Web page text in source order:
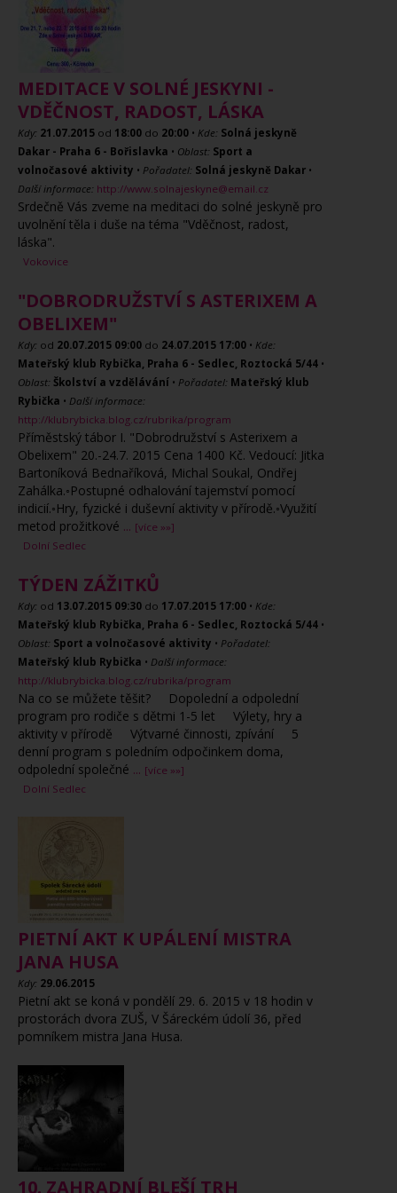
MEDITACE V SOLNÉ JESKYNI -
VDĚČNOST, RADOST, LÁSKA
Kdy: 21.07.2015 od 18:00 do 20:00 • Kde: Solná jeskyně
Dakar - Praha 6 - Bořislavka • Oblast: Sport a
volnočasové aktivity • Pořadatel: Solná jeskyně Dakar •
Další informace: http://www.solnajeskyne@email.cz
Srdečně Vás zveme na meditaci do solné jeskyně pro
uvolnění těla i duše na téma "Vděčnost, radost,
láska".
Vokovice
"DOBRODRUŽSTVÍ S ASTERIXEM A
OBELIXEM"
Kdy: od 20.07.2015 09:00 do 24.07.2015 17:00 • Kde:
Mateřský klub Rybička, Praha 6 - Sedlec, Roztocká 5/44 •
Oblast: Školství a vzdělávání • Pořadatel: Mateřský klub
Rybička • Další informace:
http://klubrybicka.blog.cz/rubrika/program
Příměstský tábor I. "Dobrodružství s Asterixem a
Obelixem" 20.-24.7. 2015 Cena 1400 Kč. Vedoucí: Jitka
Bartoníková Bednaříková, Michal Soukal, Ondřej
Zahálka.◦Postupné odhalování tajemství pomocí
indicií.◦Hry, fyzické i duševní aktivity v přírodě.◦Využití
metod prožitkové ... [více »»]
Dolní Sedlec
TÝDEN ZÁŽITKŮ
Kdy: od 13.07.2015 09:30 do 17.07.2015 17:00 • Kde:
Mateřský klub Rybička, Praha 6 - Sedlec, Roztocká 5/44 •
Oblast: Sport a volnočasové aktivity • Pořadatel:
Mateřský klub Rybička • Další informace:
http://klubrybicka.blog.cz/rubrika/program
Na co se můžete těšit? Dopolední a odpolední
program pro rodiče s dětmi 1-5 let Výlety, hry a
aktivity v přírodě Výtvarné činnosti, zpívání 5
denní program s poledním odpočinkem doma,
odpolední společné ... [více »»]
Dolní Sedlec
PIETNÍ AKT K UPÁLENÍ MISTRA
JANA HUSA
Kdy: 29.06.2015
Pietní akt se koná v pondělí 29. 6. 2015 v 18 hodin v
prostorách dvora ZUŠ, V Šáreckém údolí 36, před
pomníkem mistra Jana Husa.
10. ZAHRADNÍ BLEŠÍ TRH